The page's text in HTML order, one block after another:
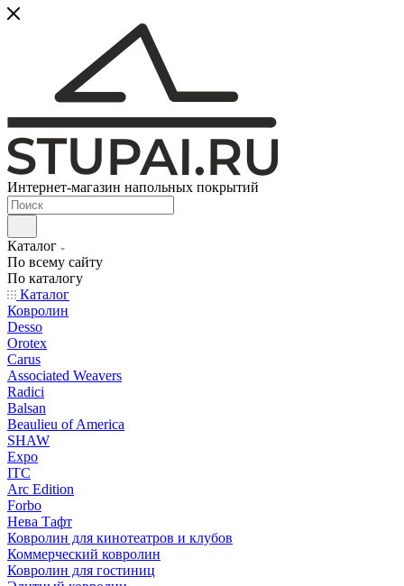
Интернет-магазин напольных покрытий
Каталог
По всему сайту
По каталогу
Каталог
Ковролин
Desso
Orotex
Carus
Associated Weavers
Radici
Balsan
Beaulieu of America
SHAW
Expo
ITC
Arc Edition
Forbo
Нева Тафт
Ковролин для кинотеатров и клубов
Коммерческий ковролин
Ковролин для гостиниц